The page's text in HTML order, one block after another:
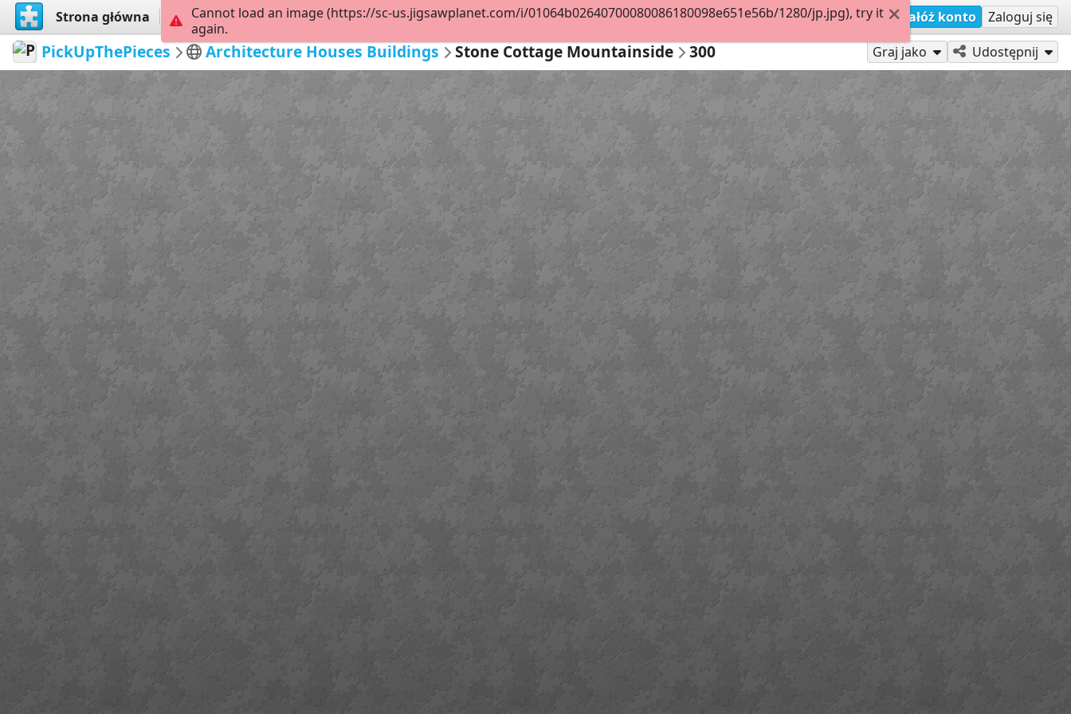
Strona główna Przeglądaj Stwórz Załóż konto Zaloguj się
PickUpThePieces Architecture Houses Buildings Stone Cottage Mountainside 300 Graj jako Udostępnij
Cannot load an image (https://sc-us.jigsawplanet.com/i/01064b02640700080086180098e651e56b/1280/jp.jpg), try it
again.